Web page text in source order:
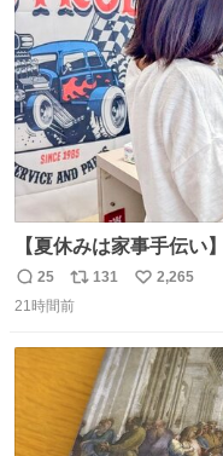
数
【夏休みは家事手伝い
らえば？と言ったら、
いてくれました。 あと
返
信
25
リ
ポ
数
131
い
数
2,265
21時間前